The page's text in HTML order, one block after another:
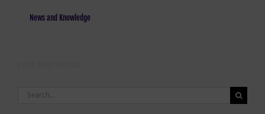
News and Knowledge
Search